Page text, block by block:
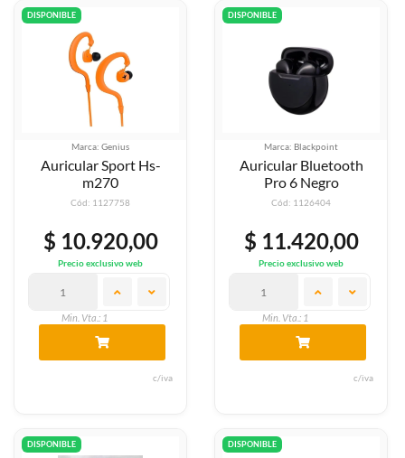
DISPONIBLE
Marca: Genius
Auricular Sport Hs-
m270
Cód: 1127758
$ 10.920,00
Precio exclusivo web
Min. Vta.: 1
c/iva
DISPONIBLE
Marca: Blackpoint
Auricular Bluetooth
Pro 6 Negro
Cód: 1126404
$ 11.420,00
Precio exclusivo web
Min. Vta.: 1
c/iva
DISPONIBLE DISPONIBLE